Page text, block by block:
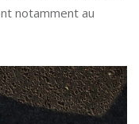
notamment au